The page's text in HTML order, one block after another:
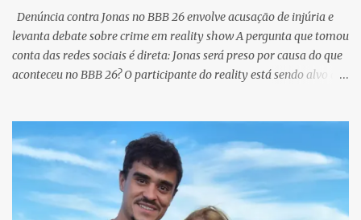
defendem o casal, outros questionam até onde vai o limite da
exposição d...
Denúncia contra Jonas no BBB 26 envolve acusação de injúria e
levanta debate sobre crime em reality show A pergunta que tomou
conta das redes sociais é direta: Jonas será preso por causa do que
aconteceu no BBB 26? O participante do reality está sendo alvo de
caso ganhou repercussão após uma associação protocolar queixa
alegando que falas ditas por Jonas durante uma briga com outro
participante poderiam se enquadrar como injúria motivada por
orientação sexual , crime que pode ter implicações legais sérias no
Brasil. O que aconteceu com Jonas no BBB 26? Durante uma